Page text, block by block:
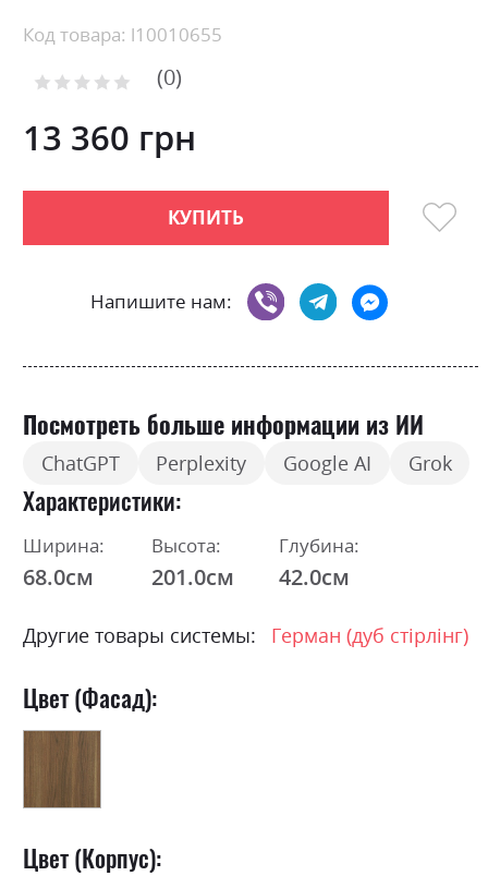
Skip
the
of
the
gallery
Код товара: l10010655
Рейтинг: 0
13 360 грн
КУПИТЬ
Напишите нам:
Посмотреть больше информации из ИИ
ChatGPT Perplexity Google AI Grok
Характеристики
Ширина:
68.0см
Высота:
201.0см
Глубина:
42.0см
Другие товары системы: Герман (дуб стірлінг)
Цвет (Фасад):
Цвет (Корпус):